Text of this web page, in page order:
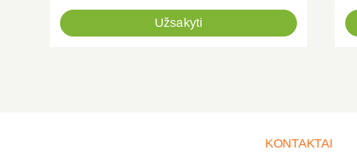
Užsakyti
KONTAKTAI